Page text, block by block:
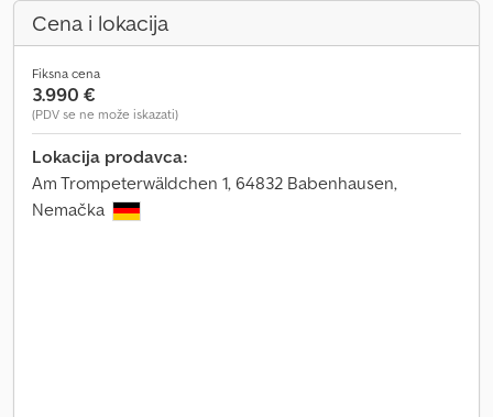
Cena i lokacija
Fiksna cena
3.990 €
(PDV se ne može iskazati)
Lokacija prodavca:
Am Trompeterwäldchen 1, 64832 Babenhausen,
Nemačka